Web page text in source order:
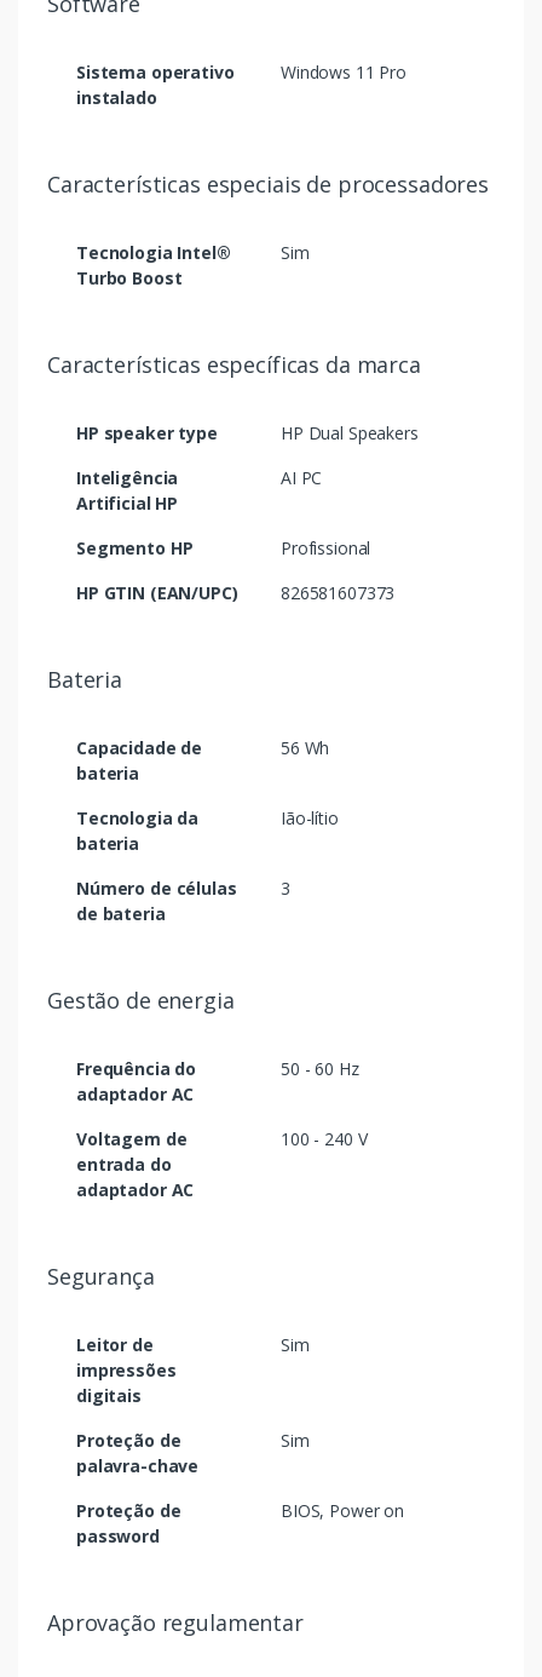
Sistema operativo
instalado
Windows 11 Pro
Características especiais de processadores
Tecnologia Intel®
Turbo Boost
Sim
Características específicas da marca
HP speaker type
HP Dual Speakers
Inteligência
Artificial HP
AI PC
Segmento HP
Profissional
HP GTIN (EAN/UPC)
826581607373
Bateria
Capacidade de
bateria
56 Wh
Tecnologia da
bateria
Ião-lítio
Número de células
de bateria
3
Gestão de energia
Frequência do
adaptador AC
50 - 60 Hz
Voltagem de
entrada do
adaptador AC
100 - 240 V
Segurança
Leitor de
impressões
digitais
Sim
Proteção de
palavra-chave
Sim
Proteção de
password
BIOS, Power on
Aprovação regulamentar